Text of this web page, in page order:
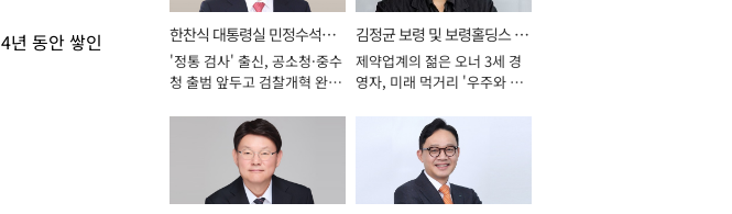
년 동안 쌓인
한찬식 대통령실 민정수석비
서관
'정통 검사' 출신, 공소청·중수
청 출범 앞두고 검찰개혁 완수
김정균 보령 및 보령홀딩스 대
표이사 사장
제약업계의 젊은 오너 3세 경
영자, 미래 먹거리 '우주와 헬